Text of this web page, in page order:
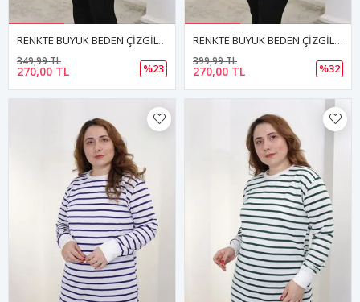
RENKTE BÜYÜK BEDEN ÇİZGİLİ KAHVE SWEAT & TUNİK
270,00 TL
349,99 TL
%23
RENKTE BÜYÜK BEDEN ÇİZGİLİ PUDRA SWEAT & TUNİK
270,00 TL
399,99 TL
%32